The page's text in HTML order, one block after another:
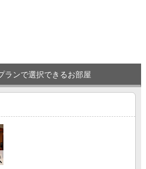
ランで選択できるお部屋